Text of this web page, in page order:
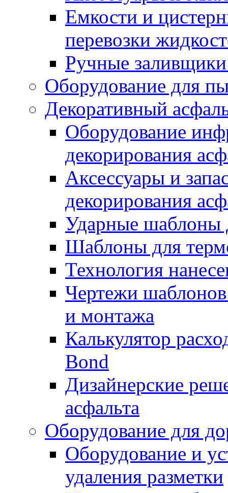
Емкости и
перевозки
Ручные
Оборудование для
Декоративный
Оборудование
декорирования
Аксессуары и
декорирования
Ударные шаблоны
Шаблоны для
Технология
Чертежи шаблонов
и монтажа
Калькулятор
Bond
Дизайнерские
асфальта
Оборудование для
Оборудование и
удаления разметки